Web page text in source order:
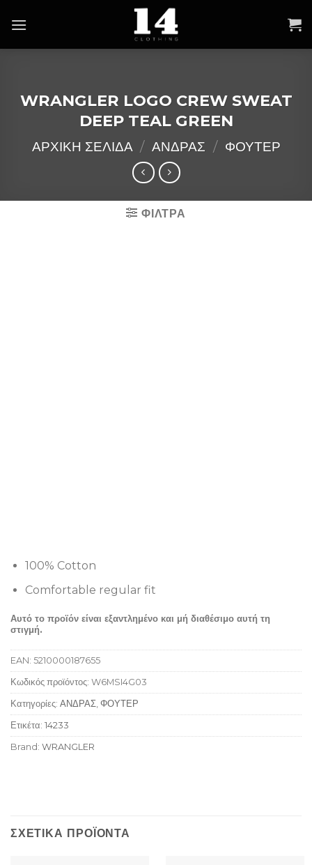
WRANGLER LOGO CREW SWEAT
DEEP TEAL GREEN
ΑΡΧΙΚΉ ΣΕΛΊΔΑ / ΑΝΔΡΑΣ / ΦΟΥΤΕΡ
ΦΙΛΤΡΑ
100% Cotton
Comfortable regular fit
Αυτό το προϊόν είναι εξαντλημένο και μή διαθέσιμο αυτή τη
στιγμή.
EAN: 5210000187655
Κωδικός προϊόντος: W6MSI4G03
Κατηγορίες: ΑΝΔΡΑΣ, ΦΟΥΤΕΡ
Ετικέτα: 14233
Brand: WRANGLER
ΣΧΕΤΙΚΆ ΠΡΟΪΌΝΤΑ